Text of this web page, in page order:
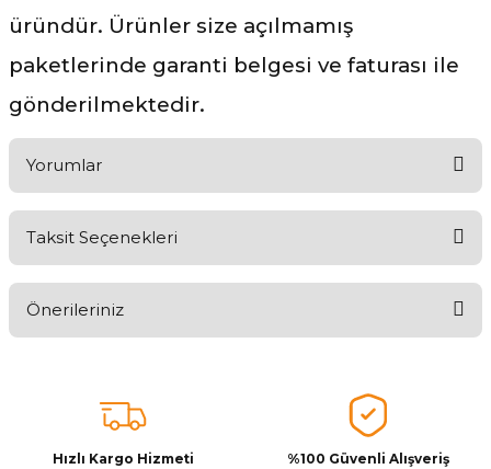
üründür. Ürünler size açılmamış
paketlerinde garanti belgesi ve faturası ile
gönderilmektedir.
Yorumlar
Taksit Seçenekleri
Önerileriniz
tarafımıza iletebilirsiniz.
Görüş ve önerileriniz için teşekkür ederiz.
Hızlı Kargo Hizmeti
%100 Güvenli Alışveriş